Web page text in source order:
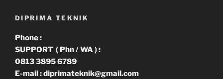
DIPRIMA TEKNIK
Phone :
SUPPORT ( Phn / WA ) :
0813 3895 6789
E-mail : diprimateknik@gmail.com